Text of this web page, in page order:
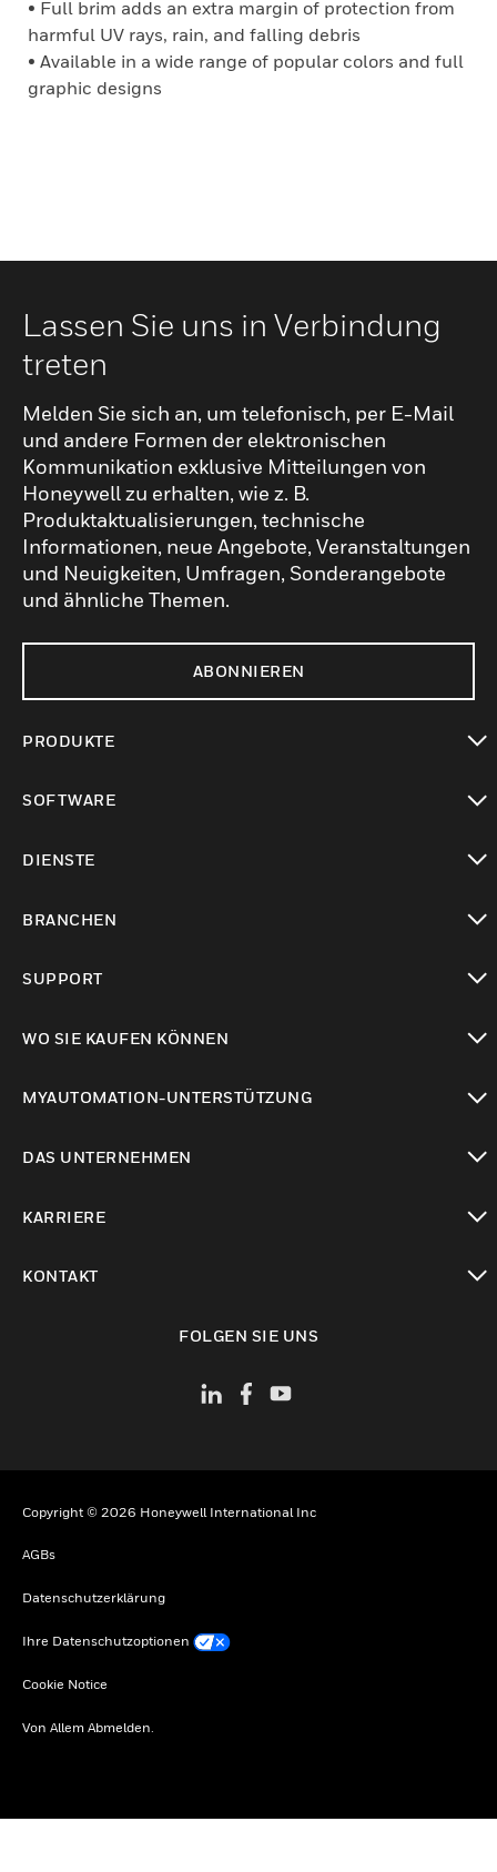
• Full brim adds an extra margin of protection from
harmful UV rays, rain, and falling debris
• Available in a wide range of popular colors and full
graphic designs
Lassen Sie uns in Verbindung
treten
Melden Sie sich an, um telefonisch, per E-Mail
und andere Formen der elektronischen
Kommunikation exklusive Mitteilungen von
Honeywell zu erhalten, wie z. B.
Produktaktualisierungen, technische
Informationen, neue Angebote, Veranstaltungen
und Neuigkeiten, Umfragen, Sonderangebote
und ähnliche Themen.
ABONNIEREN
PRODUKTE
SOFTWARE
DIENSTE
BRANCHEN
SUPPORT
WO SIE KAUFEN KÖNNEN
MYAUTOMATION-UNTERSTÜTZUNG
DAS UNTERNEHMEN
KARRIERE
KONTAKT
FOLGEN SIE UNS
Copyright © 2026 Honeywell International Inc
AGBs
Datenschutzerklärung
Ihre Datenschutzoptionen
Cookie Notice
Von Allem Abmelden.